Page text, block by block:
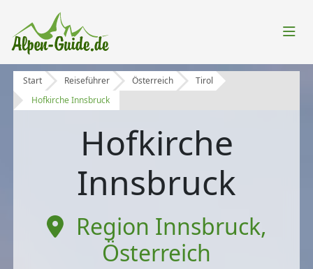
Start Reiseführer Österreich
Tirol
Hofkirche Innsbruck
Hofkirche
Innsbruck
Region Innsbruck,
Österreich